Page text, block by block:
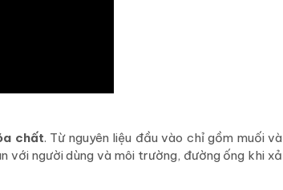
chất. Từ nguyên liệu đầu vào chỉ gồm muối và
với người dùng và môi trường, đường ống khi xả